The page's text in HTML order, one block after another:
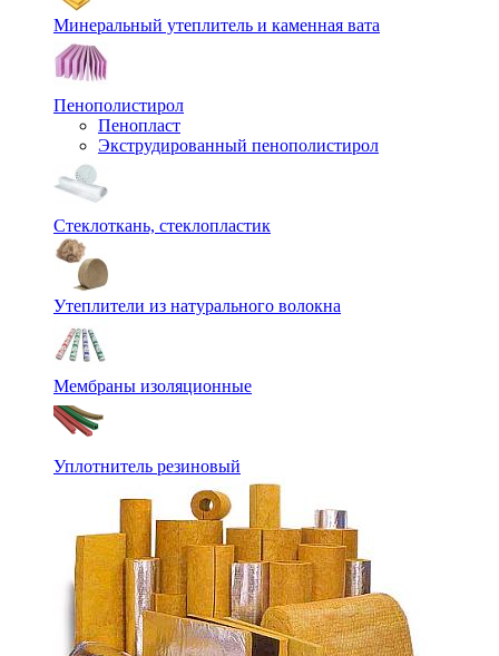
Минеральный утеплитель и каменная вата
Пенополистирол
Пенопласт
Экструдированный пенополистирол
Стеклоткань, стеклопластик
Утеплители из натурального волокна
Мембраны изоляционные
Уплотнитель резиновый